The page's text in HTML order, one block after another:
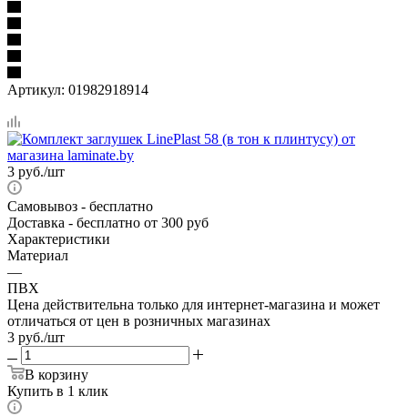
Артикул: 01982918914
3 руб./шт
Самовывоз - бесплатно
Доставка - бесплатно от 300 руб
Характеристики
Материал
—
ПВХ
Цена действительна только для интернет-магазина и может
отличаться от цен в розничных магазинах
3 руб./шт
В корзину
Купить в 1 клик